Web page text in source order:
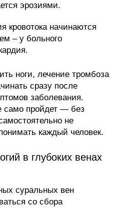
эрозиями.
кровотока начинаются
– у больного
ноги, лечение тромбоза
сразу после
заболевания.
само пройдет — без
не
каждый человек.
в глубоких венах
суральных вен
со сбора